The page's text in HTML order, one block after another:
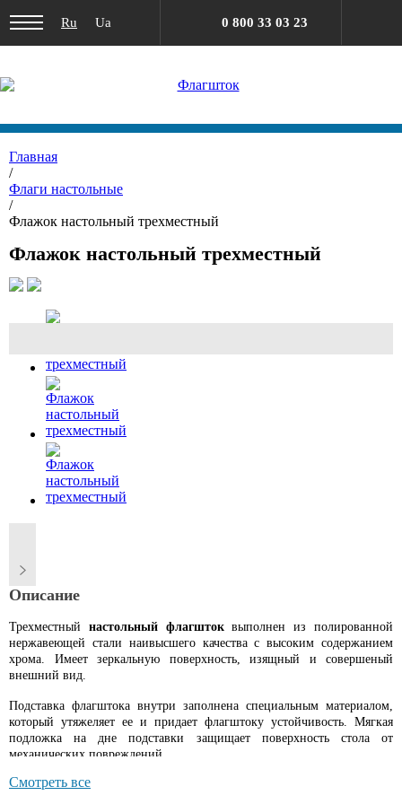
Ru Ua 0 800 33 03 23
Главная
/
Флаги настольные
/
Флажок настольный трехместный
Флажок настольный трехместный
Описание
Трехместный настольный флагштоквыполнен из полированной
нержавеющей стали наивысшего качества с высоким содержанием
хрома. Имеет зеркальную поверхность, изящный и совершеный
внешний вид.
Подставка флагштока внутри заполнена специальным материалом,
который утяжеляет ее и придает флагштоку устойчивость. Мягкая
подложка на дне подставки защищает поверхность стола от
механических повреждений.
Для производства флажков мы используем трехслойную ткань (атлас,
Смотреть все